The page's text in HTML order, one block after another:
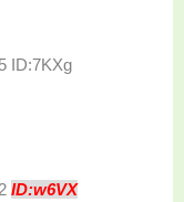
ID:7KXg
ID:w6VX